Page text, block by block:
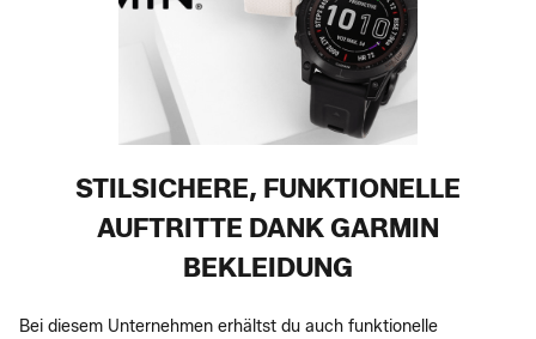
STILSICHERE, FUNKTIONELLE
AUFTRITTE DANK GARMIN
BEKLEIDUNG
Bei diesem Unternehmen erhältst du auch funktionelle